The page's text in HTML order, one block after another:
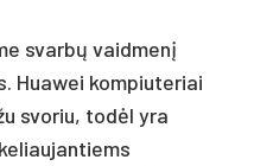
svarbų vaidmenį
Huawei kompiuteriai
svoriu, todėl yra